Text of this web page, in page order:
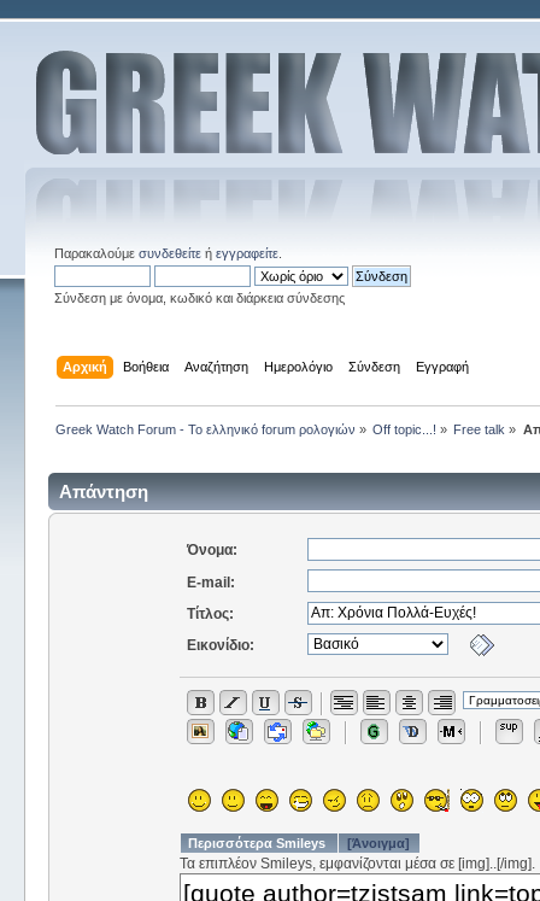
Παρακαλούμε συνδεθείτεή εγγραφείτε.
Σύνδεση με όνομα, κωδικό και διάρκεια σύνδεσης
Αρχική Βοήθεια Αναζήτηση Ημερολόγιο Σύνδεση Εγγραφή
Greek Watch Forum - Το ελληνικό forum ρολογιών » Off topic...! » Free talk »
Απάντηση
Όνομα:
E-mail:
Τίτλος:
Εικονίδιο:
Περισσότερα Smileys [Άνοιγμα]
Τα επιπλέον Smileys, εμφανίζονται μέσα σε [img]..[/img].